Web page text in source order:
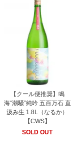
【クール便推奨】鳴
海“潮騒”純吟 五百万石 直
汲み生 1.8L（なるか）
【CWS】
SOLD OUT